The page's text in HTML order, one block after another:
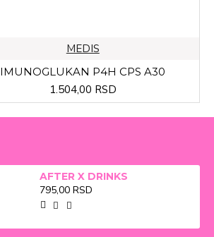
MEDIS
IMUNOGLUKAN P4H CPS A30
1.504,00 RSD
AFTER X DRINKS
795,00 RSD